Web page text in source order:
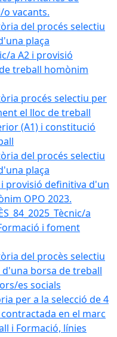
vacants.
del procés selectiu
plaça
a A2 i provisió
treball homònim
procés selectiu per
el lloc de treball
(A1) i constitució
del procés selectiu
plaça
provisió definitiva d'un
OPO 2023.
a
i foment
del procès selectiu
borsa de treball
es socials
per a la selecció de 4
en el marc
i Formació, línies